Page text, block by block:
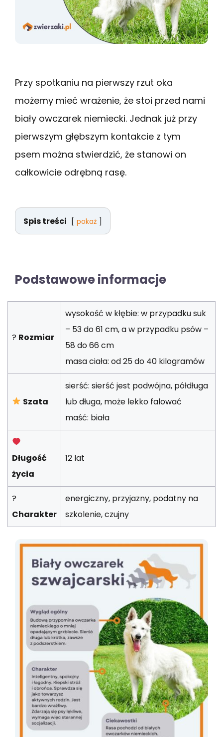
Przy spotkaniu na pierwszy rzut oka
możemy mieć wrażenie, że stoi przed nami
biały owczarek niemiecki. Jednak już przy
pierwszym głębszym kontakcie z tym
psem można stwierdzić, że stanowi on
całkowicie odrębną rasę.
Spis treści pokaż
Podstawowe informacje
? Rozmiar
wysokość w kłębie: w przypadku suk
– 53 do 61 cm, a w przypadku psów –
58 do 66 cm
masa ciała: od 25 do 40 kilogramów
Szata
sierść: sierść jest podwójna, półdługa
lub długa, może lekko falować
maść: biała
Długość
życia
12 lat
?
Charakter
energiczny, przyjazny, podatny na
szkolenie, czujny